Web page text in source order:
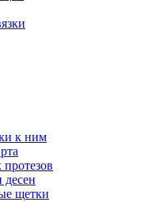
к ним
десен
щетки